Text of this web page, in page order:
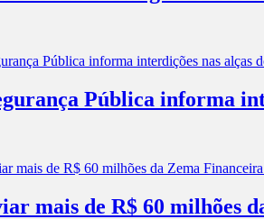
Pública informa
mais de R$ 60 milhões